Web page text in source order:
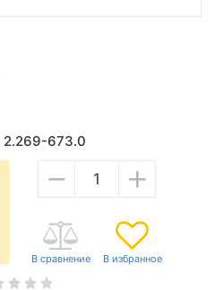
2.269-673.0
− +